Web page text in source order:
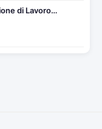
di Lavoro…